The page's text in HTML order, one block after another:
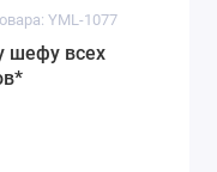
YML-1077
шефу всех